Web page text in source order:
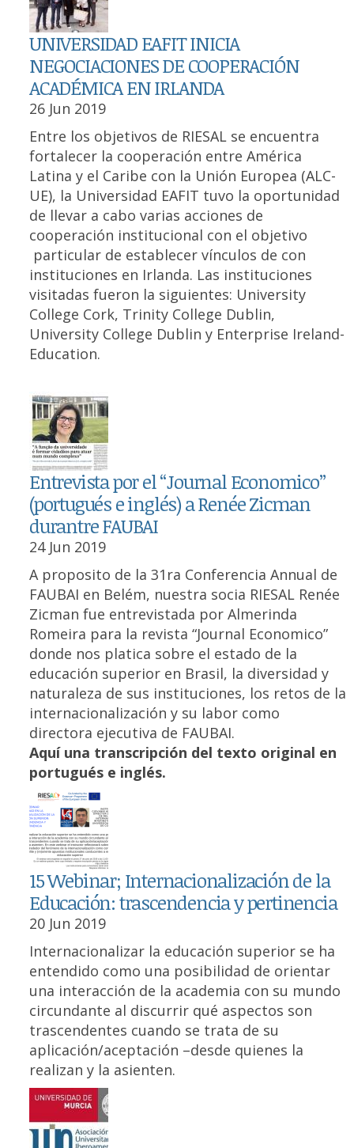
UNIVERSIDAD EAFIT INICIA
NEGOCIACIONES DE COOPERACIÓN
ACADÉMICA EN IRLANDA
26 Jun 2019
Entre los objetivos de RIESAL se encuentra
fortalecer la cooperación entre América
Latina y el Caribe con la Unión Europea (ALC-
UE), la Universidad EAFIT tuvo la oportunidad
de llevar a cabo varias acciones de
cooperación institucional con el objetivo
particular de establecer vínculos de con
instituciones en Irlanda. Las instituciones
visitadas fueron la siguientes: University
College Cork, Trinity College Dublin,
University College Dublin y Enterprise Ireland-
Education.
Entrevista por el “Journal Economico”
(portugués e inglés) a Renée Zicman
durantre FAUBAI
24 Jun 2019
A proposito de la 31ra Conferencia Annual de
FAUBAI en Belém, nuestra socia RIESAL Renée
Zicman fue entrevistada por Almerinda
Romeira para la revista “Journal Economico”
donde nos platica sobre el estado de la
educación superior en Brasil, la diversidad y
naturaleza de sus instituciones, los retos de la
internacionalización y su labor como
directora ejecutiva de FAUBAI.
Aquí una transcripción del texto original en
portugués e inglés.
15 Webinar; Internacionalización de la
Educación: trascendencia y pertinencia
20 Jun 2019
Internacionalizar la educación superior se ha
entendido como una posibilidad de orientar
una interacción de la academia con su mundo
circundante al discurrir qué aspectos son
trascendentes cuando se trata de su
aplicación/aceptación –desde quienes la
realizan y la asienten.